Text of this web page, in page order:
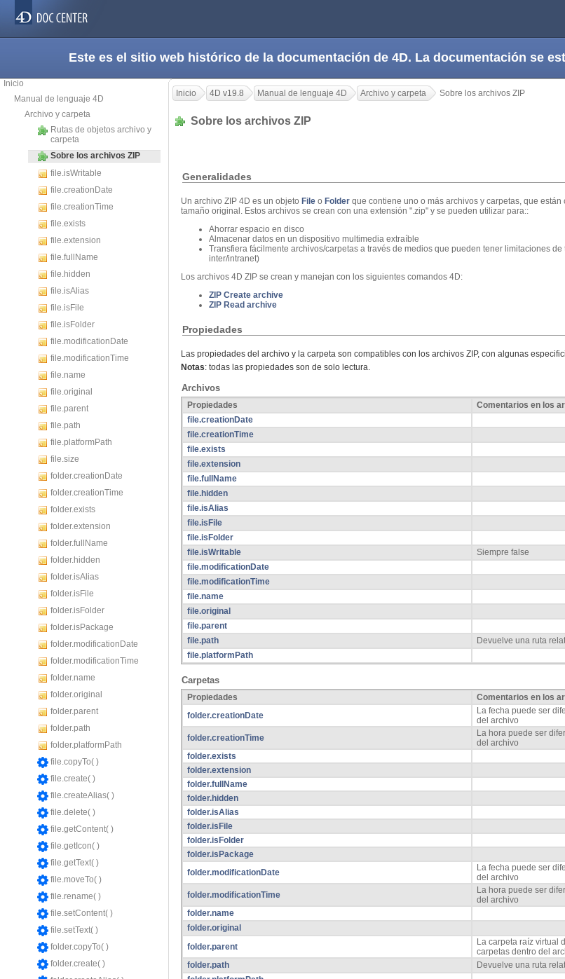
Este es el sitio web histórico de la documentación de 4D. La documentación se
Inicio
Manual de lenguaje 4D
Archivo y carpeta
Rutas de objetos archivo y
carpeta
Sobre los archivos ZIP
file.isWritable
file.creationDate
file.creationTime
file.exists
file.extension
file.fullName
file.hidden
file.isAlias
file.isFile
file.isFolder
file.modificationDate
file.modificationTime
file.name
file.original
file.parent
file.path
file.platformPath
file.size
folder.creationDate
folder.creationTime
folder.exists
folder.extension
folder.fullName
folder.hidden
folder.isAlias
folder.isFile
folder.isFolder
folder.isPackage
folder.modificationDate
folder.modificationTime
folder.name
folder.original
folder.parent
folder.path
folder.platformPath
file.copyTo( )
file.create( )
file.createAlias( )
file.delete( )
file.getContent( )
file.getIcon( )
file.getText( )
file.moveTo( )
file.rename( )
file.setContent( )
file.setText( )
folder.copyTo( )
folder.create( )
Inicio 4D v19.8 Manual de lenguaje 4D Archivo y carpeta Sobre los archivos ZIP
Sobre los archivos ZIP
Generalidades
Un archivo ZIP 4D es un objeto File o Folder que contiene uno o más archivos y carpetas, que
tamaño original. Estos archivos se crean con una extensión ".zip" y se pueden utilizar para::
Ahorrar espacio en disco
Almacenar datos en un dispositivo multimedia extraíble
Transfiera fácilmente archivos/carpetas a través de medios que pueden tener limitaciones
inter/intranet)
Los archivos 4D ZIP se crean y manejan con los siguientes comandos 4D:
ZIP Create archive
ZIP Read archive
Propiedades
Las propiedades del archivo y la carpeta son compatibles con los archivos ZIP, con algunas
Notas: todas las propiedades son de solo lectura.
Archivos
Propiedades
Comentarios en los
file.creationDate
file.creationTime
file.exists
file.extension
file.fullName
file.hidden
file.isAlias
file.isFile
file.isFolder
file.isWritable
Siempre false
file.modificationDate
file.modificationTime
file.name
file.original
file.parent
file.path
Devuelve una ruta
file.platformPath
Carpetas
Propiedades
Comentarios en los
folder.creationDate
La fecha puede ser
del archivo
folder.creationTime
La hora puede ser
del archivo
folder.exists
folder.extension
folder.fullName
folder.hidden
folder.isAlias
folder.isFile
folder.isFolder
folder.isPackage
folder.modificationDate
La fecha puede ser
del archivo
folder.modificationTime
La hora puede ser
del archivo
folder.name
folder.original
folder.parent
La carpeta raíz virtual
carpetas dentro del
folder.path
Devuelve una ruta